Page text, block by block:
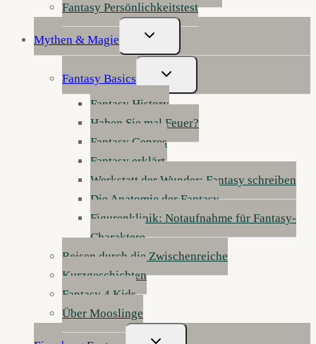
Fantasy Persönlichkeitstest
Mythen & Magie
Untermenü
Umschalten
Fantasy Basics
Untermenü
Umschalten
Fantasy History
Haben Sie mal Feuer?
Fantasy Genres
Fantasy erklärt
Werkstatt der Wunder: Fantasy schreiben
Die Anatomie der Fantasy
Figurenklinik: Notaufnahme für Fantasy-
Charaktere
Reisen durch die Zwischenreiche
Kurzgeschichten
Fantasy 4 Kids
Über Mooslinge
Untermenü